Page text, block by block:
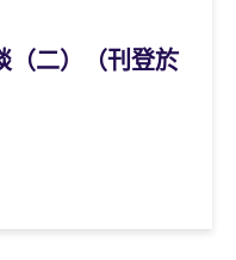
（二）（刊登於